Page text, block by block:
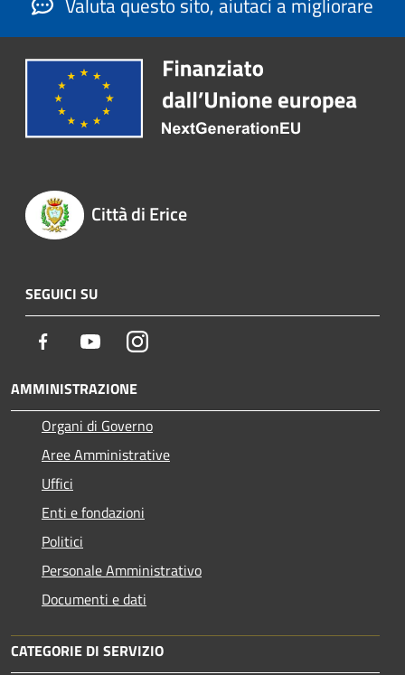
Città di Erice
SEGUICI SU
Facebook YoutubeInstagram
AMMINISTRAZIONE
Organi di Governo
Aree Amministrative
Uffici
Enti e fondazioni
Politici
Personale Amministrativo
Documenti e dati
CATEGORIE DI SERVIZIO